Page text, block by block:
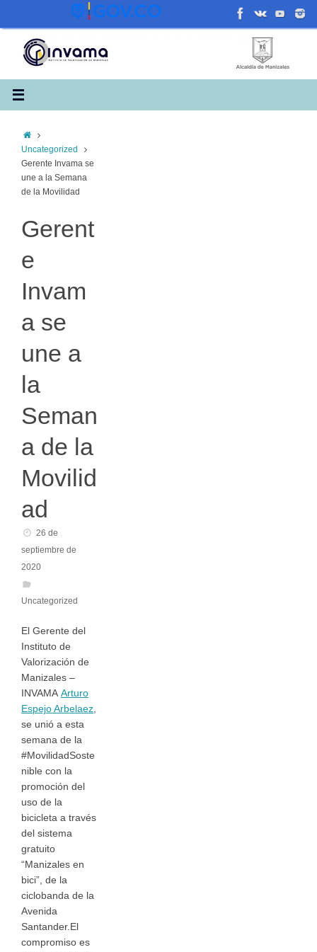
contenido
Inicio
Uncategorized
Gerente Invama se
une a la Semana
de la Movilidad
Gerent
e
Invam
a se
une a
la
Seman
a de la
Movilid
ad
26 de
septiembre de
2020
Uncategorized
El Gerente del
Instituto de
Valorización de
Manizales –
INVAMA Arturo
Espejo Arbelaez,
se unió a esta
semana de la
#MovilidadSoste
nible con la
promoción del
uso de la
bicicleta a través
del sistema
gratuito
“Manizales en
bici”, de la
ciclobanda de la
Avenida
Santander.El
compromiso es